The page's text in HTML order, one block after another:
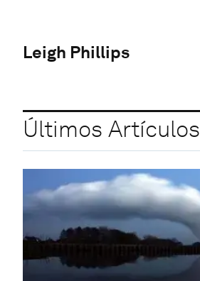
Leigh Phillips
Últimos Artículos